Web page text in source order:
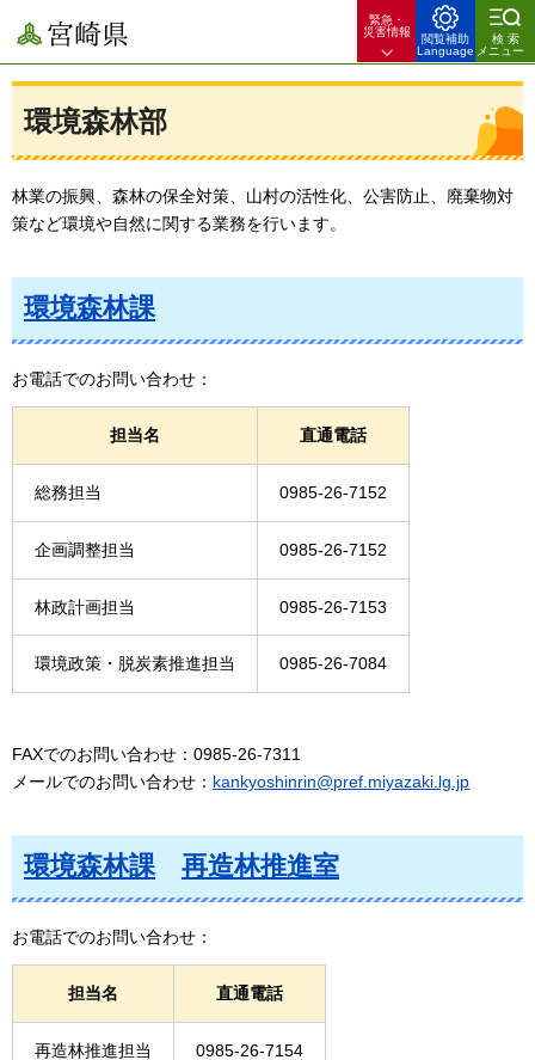
宮崎県
緊急・
災害情報
閲覧補助
Language
検索
メニュー
環境森林部
林業の振興、森林の保全対策、山村の活性化、公害防止、廃棄物対
策など環境や自然に関する業務を行います。
環境森林課
お電話でのお問い合わせ：
担当名 直通電話
総務担当 0985-26-7152
企画調整担当 0985-26-7152
林政計画担当 0985-26-7153
環境政策・脱炭素推進担当 0985-26-7084
FAXでのお問い合わせ：0985-26-7311
メールでのお問い合わせ： kankyoshinrin@pref.miyazaki.lg.jp
環境森林課 再造林推進室
お電話でのお問い合わせ：
担当名 直通電話
再造林推進担当 0985-26-7154